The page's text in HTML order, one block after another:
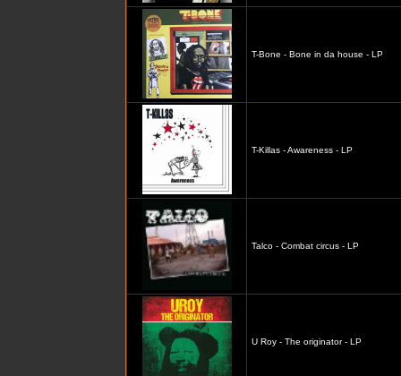
T-Bone - Bone in da house - LP
T-Killas - Awareness - LP
Talco - Combat circus - LP
U Roy - The originator - LP